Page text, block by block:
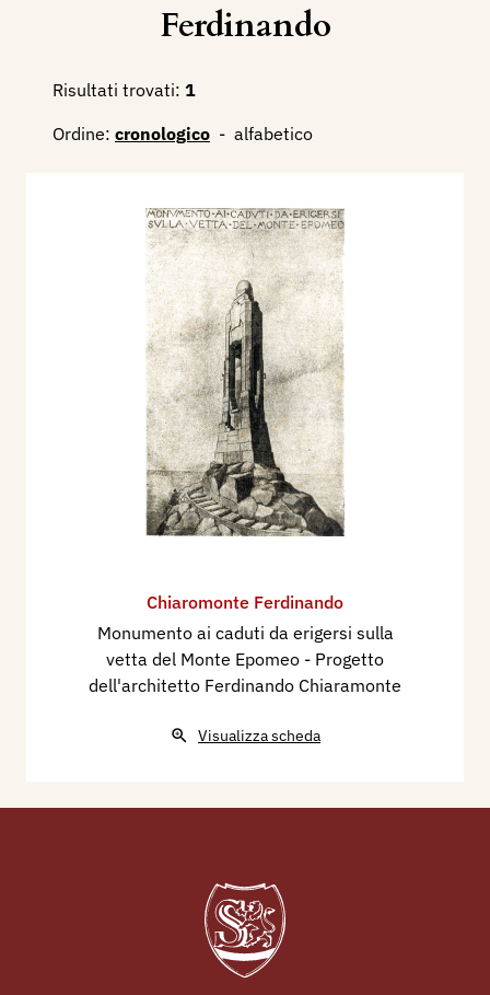
Ferdinando
Risultati trovati: 1
Ordine: cronologico - alfabetico
Chiaromonte Ferdinando
Monumento ai caduti da erigersi sulla
vetta del Monte Epomeo - Progetto
dell'architetto Ferdinando Chiaramonte
Visualizza scheda